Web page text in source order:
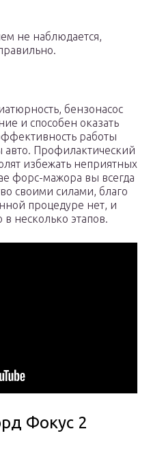
не наблюдается,
бензонасос
и способен оказать
работы
авто. Профилактический
избежать неприятных
форс-мажора вы всегда
своими силами, благо
процедуре нет, и
несколько этапов.
Фокус 2